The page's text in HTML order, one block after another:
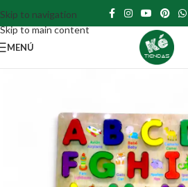
Skip to navigation
Skip to main content
MENÚ